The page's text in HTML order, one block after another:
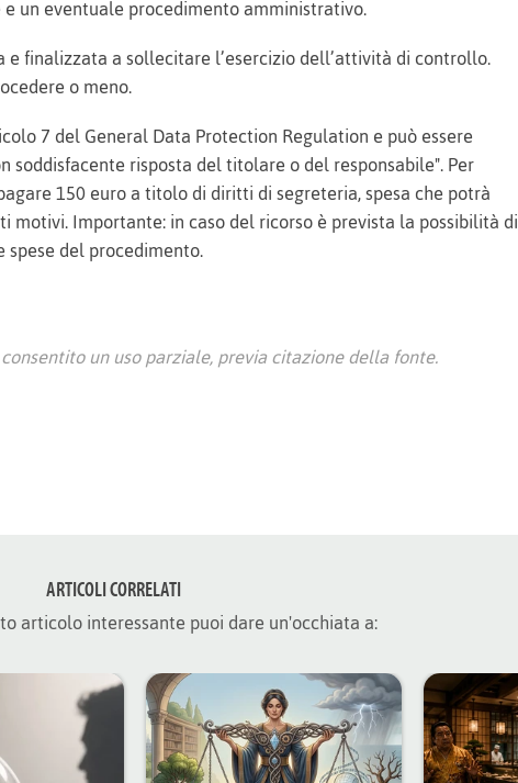
un eventuale procedimento amministrativo.
e finalizzata a sollecitare l’esercizio dell’attività di controllo.
o meno.
7 del General Data Protection Regulation e può essere
soddisfacente risposta del titolare o del responsabile". Per
150 euro a titolo di diritti di segreteria, spesa che potrà
motivi. Importante: in caso del ricorso è prevista la possibilità di
del procedimento.
consentito un uso parziale, previa citazione della fonte.
ARTICOLI CORRELATI
articolo interessante puoi dare un'occhiata a: